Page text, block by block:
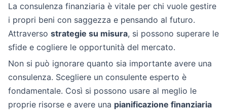
La consulenza finanziaria è vitale per chi vuole gestire
i propri beni con saggezza e pensando al futuro.
Attraverso strategie su misura, si possono superare le
sfide e cogliere le opportunità del mercato.
Non si può ignorare quanto sia importante avere una
consulenza. Scegliere un consulente esperto è
fondamentale. Così si possono usare al meglio le
proprie risorse e avere una pianificazione finanziaria